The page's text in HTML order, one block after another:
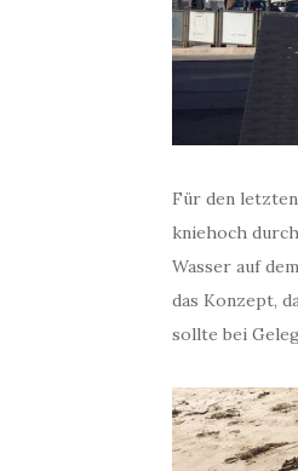
Für den
kniehoch
Wasser auf
das Konzept,
sollte bei